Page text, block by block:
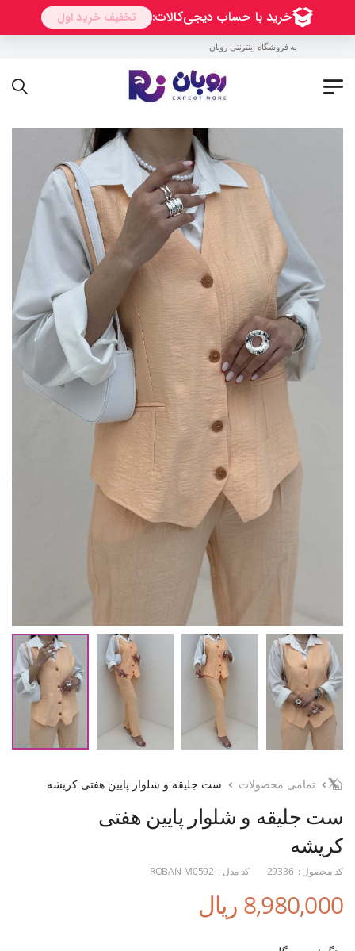
به فروشگاه اینترنتی روبان خوش آمدید !
تمامی محصولات ست جلیقه و شلوار پایین هفتی کریشه
ست جلیقه و شلوار پایین هفتی
کریشه
کد محصول : 29336 کد مدل : ROBAN-M0592
8,980,000 ریال